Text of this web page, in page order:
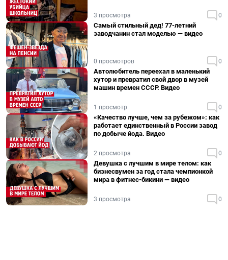
3 просмотра 0
Самый стильный дед! 77-летний
заводчанин стал моделью — видео
0 просмотров 0
Автолюбитель переехал в маленький
хутор и превратил свой двор в музей
машин времен СССР. Видео
1 просмотр 0
«Качество лучше, чем за рубежом»: как
работает единственный в России завод
по добыче йода. Видео
2 просмотра 0
Девушка с лучшим в мире телом: как
бизнесвумен за год стала чемпионкой
мира в фитнес-бикини — видео
3 просмотра 0